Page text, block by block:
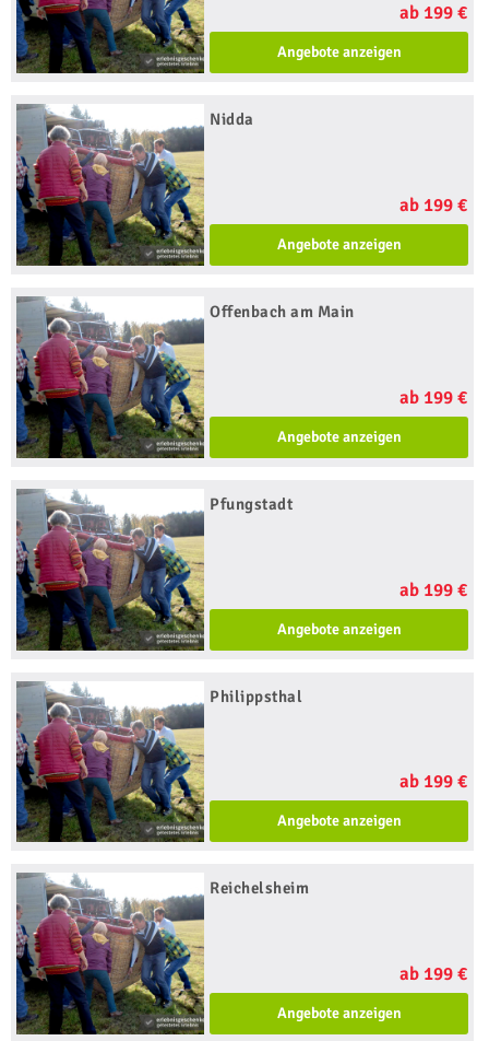
ab 199 €
Angebote anzeigen
Nidda
ab 199 €
Angebote anzeigen
Offenbach am Main
ab 199 €
Angebote anzeigen
Pfungstadt
ab 199 €
Angebote anzeigen
Philippsthal
ab 199 €
Angebote anzeigen
Reichelsheim
ab 199 €
Angebote anzeigen